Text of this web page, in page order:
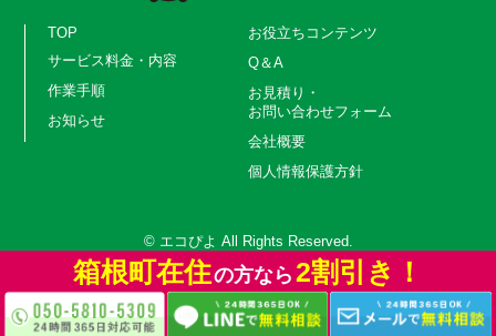
箱根町在住の方なら 2割引き！
箱根町在住の方なら 2割引き！
箱根町在住の方なら 2割引き！
TOP
サービス料金・内容
作業手順
お知らせ
お役立ちコンテンツ
Q＆A
お見積り・
お問い合わせフォーム
会社概要
個人情報保護方針
© エコぴよ All Rights Reserved.